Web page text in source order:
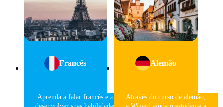
Francês
Aprenda a falar francês e a
Alemão
Através do curso de alemão,